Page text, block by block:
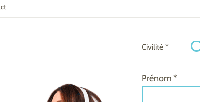
Civilité *
Prénom *